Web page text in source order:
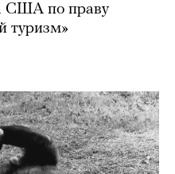
США по праву
туризм»